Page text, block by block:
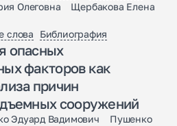
Олеговна Щербакова Елена
слова Библиография
опасных
факторов как
причин
сооружений
Эдуард Вадимович Пушенко